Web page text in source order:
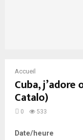
Accueil
Cuba, j’adore
Catalo)
0 533
Date/heure